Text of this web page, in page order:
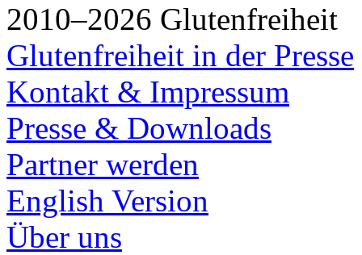
2010–2026 Glutenfreiheit
Glutenfreiheit in der Presse
Kontakt & Impressum
Presse & Downloads
Partner werden
English Version
Über uns